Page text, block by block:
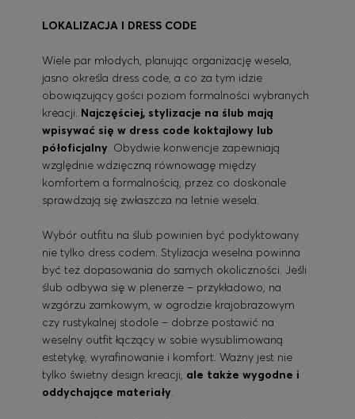
LOKALIZACJA I DRESS CODE
Wiele par młodych, planując organizację wesela,
jasno określa dress code, a co za tym idzie
obowiązujący gości poziom formalności wybranych
kreacji. Najczęściej, stylizacje na ślub mają
wpisywać się w dress code koktajlowy lub
półoficjalny. Obydwie konwencje zapewniają
względnie wdzięczną równowagę między
komfortem a formalnością, przez co doskonale
sprawdzają się zwłaszcza na letnie wesela.
Wybór outfitu na ślub powinien być podyktowany
nie tylko dress codem. Stylizacja weselna powinna
być też dopasowania do samych okoliczności. Jeśli
ślub odbywa się w plenerze – przykładowo, na
wzgórzu zamkowym, w ogrodzie krajobrazowym
czy rustykalnej stodole – dobrze postawić na
weselny outfit łączący w sobie wysublimowaną
estetykę, wyrafinowanie i komfort. Ważny jest nie
tylko świetny design kreacji, ale także wygodne i
oddychające materiały.